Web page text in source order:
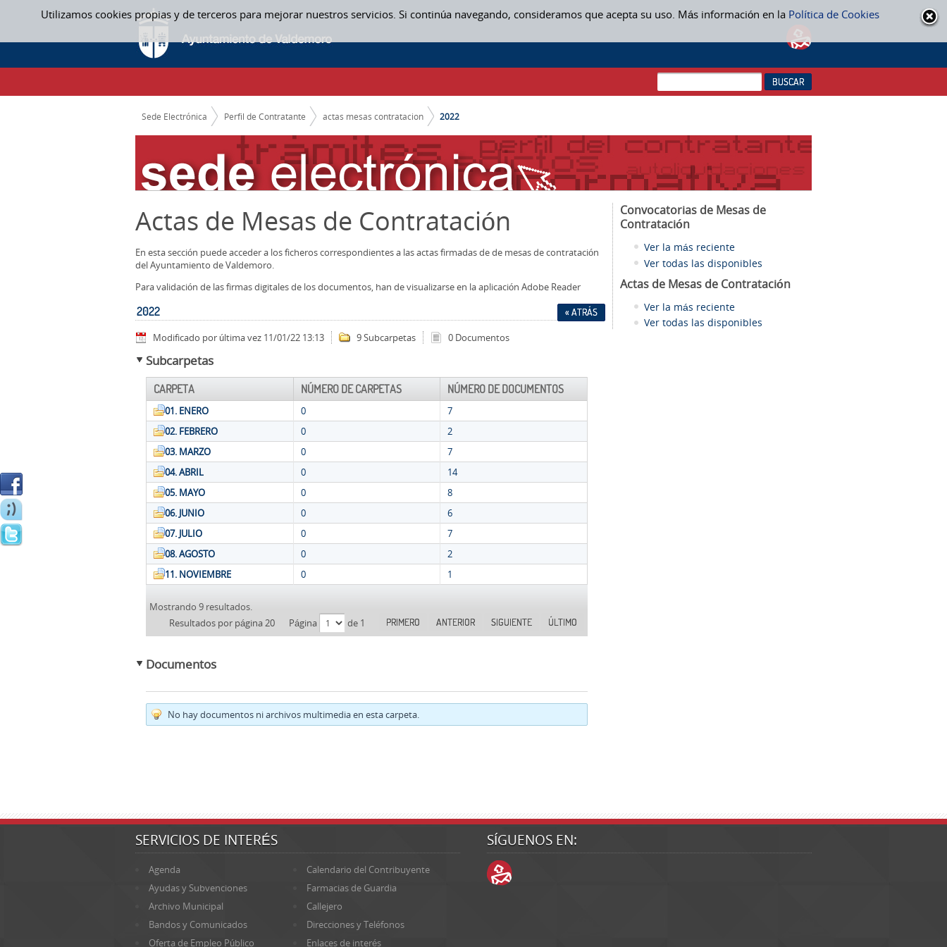
Utilizamos cookies propias y de terceros para mejorar nuestros servicios. Si continúa navegando, consideramos que acepta su uso. Más información en la Política de Cookies
Saltar al contenido
2022 - ACTAS MESAS CONTRATACION
CAMINO DE MIGAS
Sede Electrónica Perfil de Contratante actas mesas contratacion 2022
Actas de Mesas de Contratación
En esta sección puede acceder a los ficheros correspondientes a las actas firmadas de de mesas de contratación
del Ayuntamiento de Valdemoro.
Para validación de las firmas digitales de los documentos, han de visualizarse en la aplicación Adobe Reader
« ATRÁS
2022
Modificado por última vez 11/01/22 13:13 9 Subcarpetas 0 Documentos
Subcarpetas
CARPETA NÚMERO DE CARPETAS NÚMERO DE DOCUMENTOS
01. ENERO 0
7
02. FEBRERO
0
2
03. MARZO
0
7
04. ABRIL
0
14
05. MAYO
0
8
06. JUNIO
0
6
07. JULIO
0
7
08. AGOSTO
0
2
11. NOVIEMBRE
0 1
Mostrando 9 resultados.
Resultados por página 20
Página de 1 PRIMERO ANTERIOR SIGUIENTE ÚLTIMO
Documentos
No hay documentos ni archivos multimedia en esta carpeta.
Convocatorias de Mesas de
Contratación
Ver la más reciente
Ver todas las disponibles
Actas de Mesas de Contratación
Ver la más reciente
Ver todas las disponibles
SERVICIOS DE INTERÉS
Agenda
Calendario del Contribuyente
Ayudas y Subvenciones
Farmacias de Guardia
Archivo Municipal
Callejero
Bandos y Comunicados
Direcciones y Teléfonos
Oferta de Empleo Público
Enlaces de interés
SÍGUENOS EN: